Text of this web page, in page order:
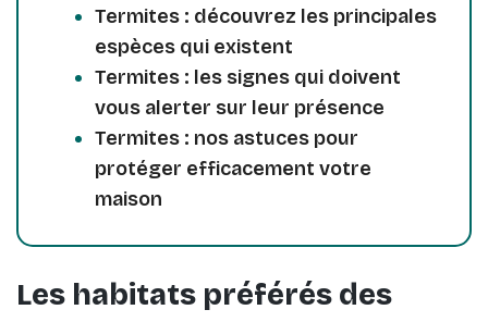
Termites : découvrez les principales
espèces qui existent
Termites : les signes qui doivent
vous alerter sur leur présence
Termites : nos astuces pour
protéger efficacement votre
maison
Les habitats préférés des